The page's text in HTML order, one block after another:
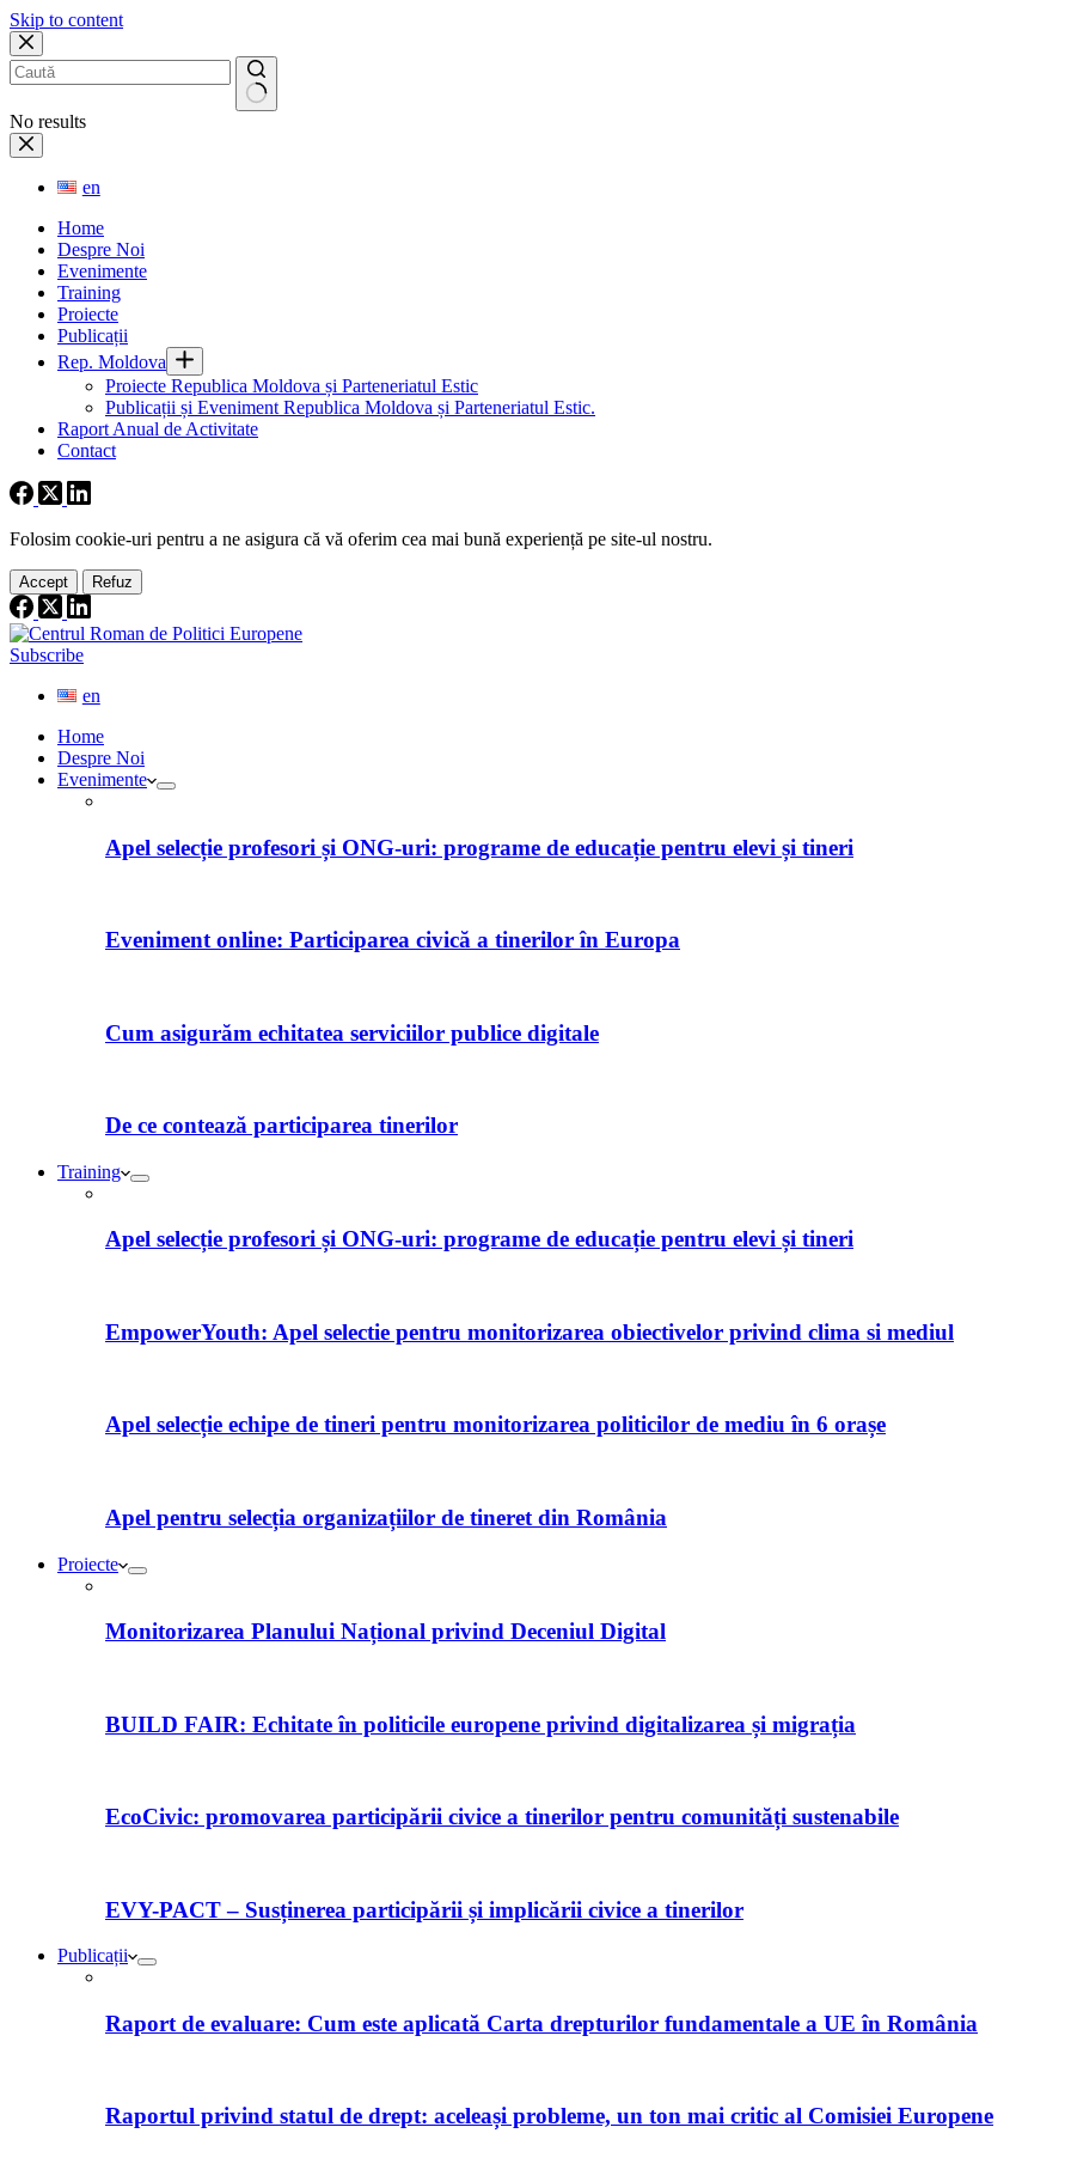
Skip to content
No results
en
Home
Despre Noi
Evenimente
Training
Proiecte
Publicații
Rep. Moldova
Proiecte Republica Moldova și Parteneriatul Estic
Publicații și Eveniment Republica Moldova și Parteneriatul Estic.
Raport Anual de Activitate
Contact
Folosim cookie-uri pentru a ne asigura că vă oferim cea mai bună experiență pe site-ul nostru.
Accept Refuz
Subscribe
en
Home
Despre Noi
Evenimente
Apel selecție profesori și ONG-uri: programe de educație pentru elevi și tineri
Eveniment online: Participarea civică a tinerilor în Europa
Cum asigurăm echitatea serviciilor publice digitale
De ce contează participarea tinerilor
Training
Apel selecție profesori și ONG-uri: programe de educație pentru elevi și tineri
EmpowerYouth: Apel selectie pentru monitorizarea obiectivelor privind clima si mediul
Apel selecție echipe de tineri pentru monitorizarea politicilor de mediu în 6 orașe
Apel pentru selecția organizațiilor de tineret din România
Proiecte
Monitorizarea Planului Național privind Deceniul Digital
BUILD FAIR: Echitate în politicile europene privind digitalizarea și migrația
EcoCivic: promovarea participării civice a tinerilor pentru comunități sustenabile
EVY-PACT – Susținerea participării și implicării civice a tinerilor
Publicații
Raport de evaluare: Cum este aplicată Carta drepturilor fundamentale a UE în România
Raportul privind statul de drept: aceleași probleme, un ton mai critic al Comisiei Europene